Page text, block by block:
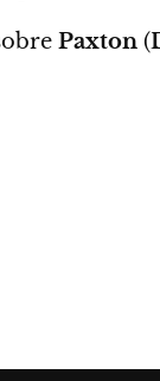
Paxton (